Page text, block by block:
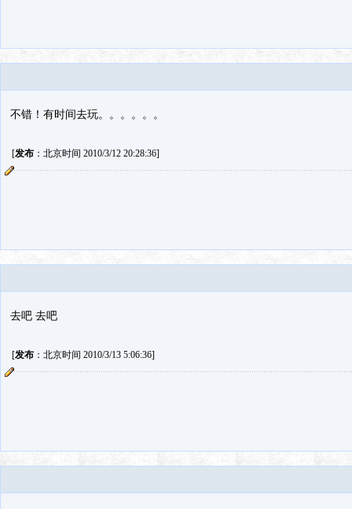
不错！有时间去玩。。。。。。
[发布：北京时间 2010/3/12 20:28:36]
去吧 去吧
[发布：北京时间 2010/3/13 5:06:36]